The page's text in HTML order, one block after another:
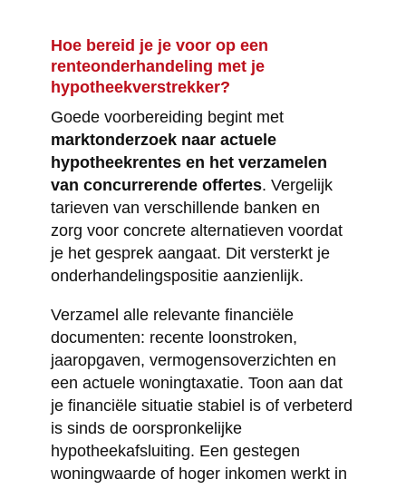
Hoe bereid je je voor op een
renteonderhandeling met je
hypotheekverstrekker?
Goede voorbereiding begint met
marktonderzoek naar actuele
hypotheekrentes en het verzamelen
van concurrerende offertes. Vergelijk
tarieven van verschillende banken en
zorg voor concrete alternatieven voordat
je het gesprek aangaat. Dit versterkt je
onderhandelingspositie aanzienlijk.
Verzamel alle relevante financiële
documenten: recente loonstroken,
jaaropgaven, vermogensoverzichten en
een actuele woningtaxatie. Toon aan dat
je financiële situatie stabiel is of verbeterd
is sinds de oorspronkelijke
hypotheekafsluiting. Een gestegen
woningwaarde of hoger inkomen werkt in